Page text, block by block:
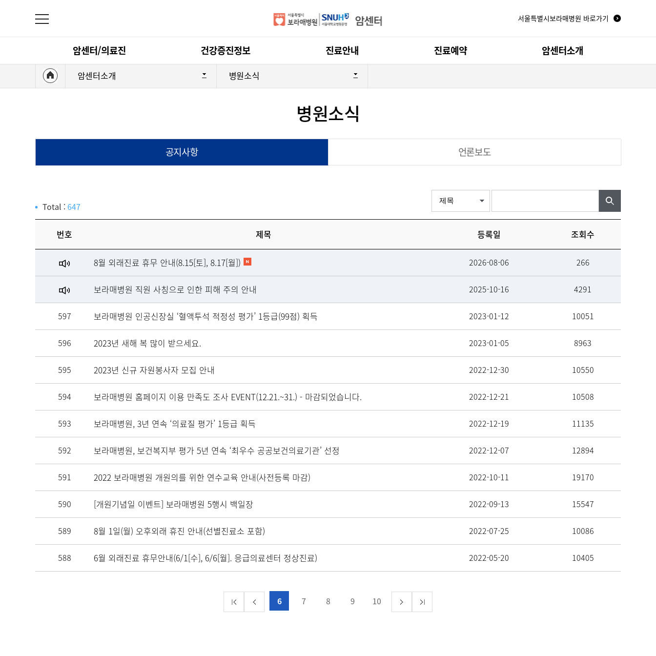
서울특별시보라매병원 바로가기
암센터/의료진 건강증진정보 진료안내 진료예약 암센터소개
암센터소개 병원소식
병원소식
공지사항 언론보도
Total : 647
번호 제목 등록일 조회수
8월 외래진료 휴무 안내(8.15[토], 8.17[월]) 2026-08-06 266
보라매병원 직원 사칭으로 인한 피해 주의 안내 2025-10-16 4291
597 보라매병원 인공신장실 ‘혈액투석 적정성 평가’ 1등급(99점) 획득 2023-01-12 10051
596 2023년 새해 복 많이 받으세요. 2023-01-05 8963
595 2023년 신규 자원봉사자 모집 안내 2022-12-30 10550
594 보라매병원 홈페이지 이용 만족도 조사 EVENT(12.21.~31.) - 마감되었습니다. 2022-12-21 10508
593 보라매병원, 3년 연속 ‘의료질 평가’ 1등급 획득 2022-12-19 11135
592 보라매병원, 보건복지부 평가 5년 연속 ‘최우수 공공보건의료기관’ 선정 2022-12-07 12894
591 2022 보라매병원 개원의를 위한 연수교육 안내(사전등록 마감) 2022-10-11 19170
590 [개원기념일 이벤트] 보라매병원 5행시 백일장 2022-09-13 15547
589 8월 1일(월) 오후외래 휴진 안내(선별진료소 포함) 2022-07-25 10086
588 6월 외래진료 휴무안내(6/1[수], 6/6[월]. 응급의료센터 정상진료) 2022-05-20 10405
6 7 8 9 10
전체메뉴
간암 센터
식도암 센터
췌장/담도암 센터
폐암 센터 피부암 센터
건강증진정보 건강·문화강좌
건강동영상
진료안내 첫방문 암환자 외래 안내 모바일앱 이용 안내
대리처방 안내
입퇴원 안내
오시는 길 의료사회복지 정보
주차 안내
시설이용 안내
주변 약국
진료예약 예약 방법 안내
예약 확인/취소
내원이력 조회
암센터소개
병원소식